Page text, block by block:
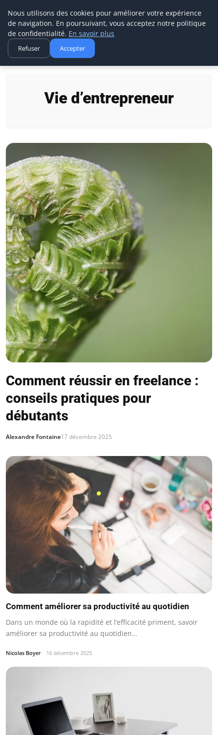
Aecme
Accueil Vie d’entrepreneur
Vie d’entrepreneur
Comment réussir en freelance :
conseils pratiques pour
débutants
Alexandre Fontaine17 décembre 2025
Comment améliorer sa productivité au quotidien
Dans un monde où la rapidité et l’efficacité priment, savoir
améliorer sa productivité au quotidien…
Nicolas Boyer 16 décembre 2025
Nous utilisons des cookies pour améliorer votre expérience
de navigation. En poursuivant, vous acceptez notre politique
de confidentialité. En savoir plus
Refuser Accepter